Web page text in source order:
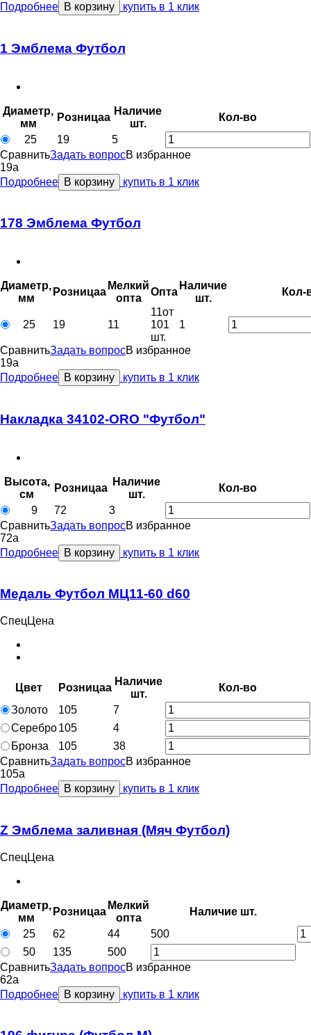
Подробнее В корзину купить в 1 клик
1 Эмблема Футбол
Диаметр,
мм
Розницаa
Наличие
шт.
Кол-во
25
19
5
СравнитьЗадать вопросВ избранное
19a
Подробнее В корзину купить в 1 клик
178 Эмблема Футбол
Диаметр,
мм
Розницаa
Мелкий
оптa
Оптa
Наличие
шт.
Кол-
25 19 11
11от
101
шт.
1
СравнитьЗадать вопросВ избранное
19a
Подробнее В корзину купить в 1 клик
Накладка 34102-ORO "Футбол"
Высота,
см
Розницаa
Наличие
шт.
Кол-во
9
72
3
СравнитьЗадать вопросВ избранное
72a
Подробнее В корзину купить в 1 клик
Медаль Футбол МЦ11-60 d60
СпецЦена
Цвет Розницаa
Наличие
шт.
Кол-во
Золото
105
7
Серебро105
4
Бронза
105
38
СравнитьЗадать вопросВ избранное
105a
Подробнее В корзину купить в 1 клик
Z Эмблема заливная (Мяч Футбол)
СпецЦена
Диаметр,
мм
Розницаa
Мелкий
оптa
Наличие шт.
25
62 44
500
50
135
500
СравнитьЗадать вопросВ избранное
62a
Подробнее В корзину купить в 1 клик